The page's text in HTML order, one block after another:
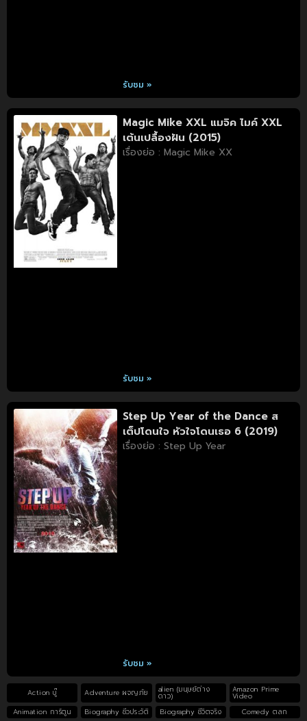
รับชม »
Magic Mike XXL แมจิค ไมค์ XXL
เต้นเปลื้องฝัน (2015)
เรื่องย่อ : Magic Mike XX
รับชม »
Step Up Year of the Dance ส
เต็ปโดนใจ หัวใจโดนเธอ 6 (2019)
เรื่องย่อ : Step Up Year
รับชม »
Action บู๊ Adventure ผจญภัย alien (มนุษย์ต่าง
ดาว)
Amazon Prime
Video
Animation การ์ตูน
Biography ชีวประวัติ Biography ชีวิตจริง
Comedy ตลก